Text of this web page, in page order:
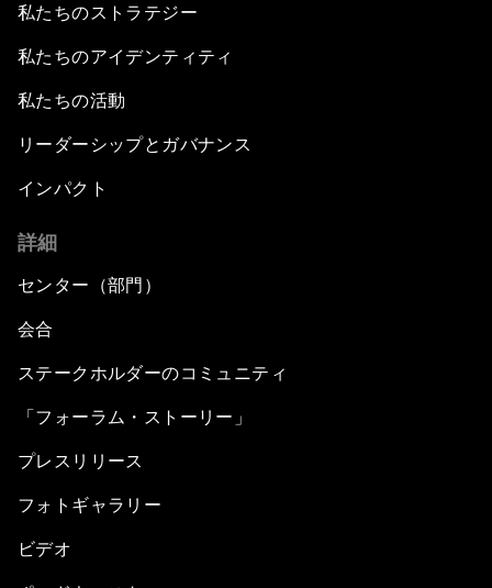
私たちのストラテジー
私たちのアイデンティティ
私たちの活動
リーダーシップとガバナンス
インパクト
詳細
センター（部門）
会合
ステークホルダーのコミュニティ
「フォーラム・ストーリー」
プレスリリース
フォトギャラリー
ビデオ